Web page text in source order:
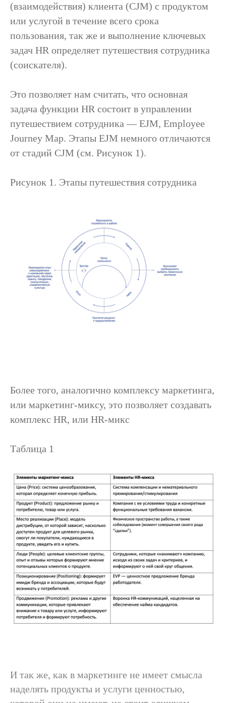
(взаимодействия) клиента (CJM) с продуктом
или услугой в течение всего срока
пользования, так же и выполнение ключевых
задач HR определяет путешествия сотрудника
(соискателя).
Это позволяет нам считать, что основная
задача функции HR состоит в управлении
путешествием сотрудника — EJM, Employee
Journey Map. Этапы EJM немного отличаются
от стадий CJM (см. Рисунок 1).
Рисунок 1. Этапы путешествия сотрудника
Более того, аналогично комплексу маркетинга,
или маркетинг-миксу, это позволяет создавать
комплекс HR, или HR-микс
Таблица 1
И так же, как в маркетинге не имеет смысла
наделять продукты и услуги ценностью,